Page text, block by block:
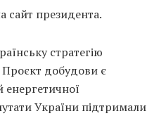
сайт президента.
стратегію
добудови є
енергетичної
України підтримали